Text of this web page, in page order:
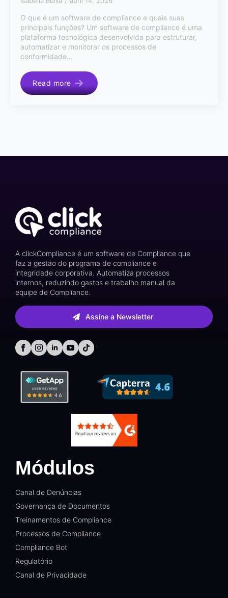
O que é um software de compliance e quais suas
principais funções? Um software de compliance é uma
plataforma tecnológica desenvolvida para estruturar,
automatizar e monitorar os processos de
conformidade…
Read more
A clickCompliance é um software de Compliance que
faz a gestão do programa de compliance e
integridade corporativa. Automatiza processos
internos, reduzindo gastos e trabalho manual da
equipe de Compliance.
Assine a Newsletter
Módulos
Canal de Denúncias
Governança de Documentos
Treinamentos de Compliance
Processos de Compliance
Compliance Bot
Regulatório
Canal de Privacidade